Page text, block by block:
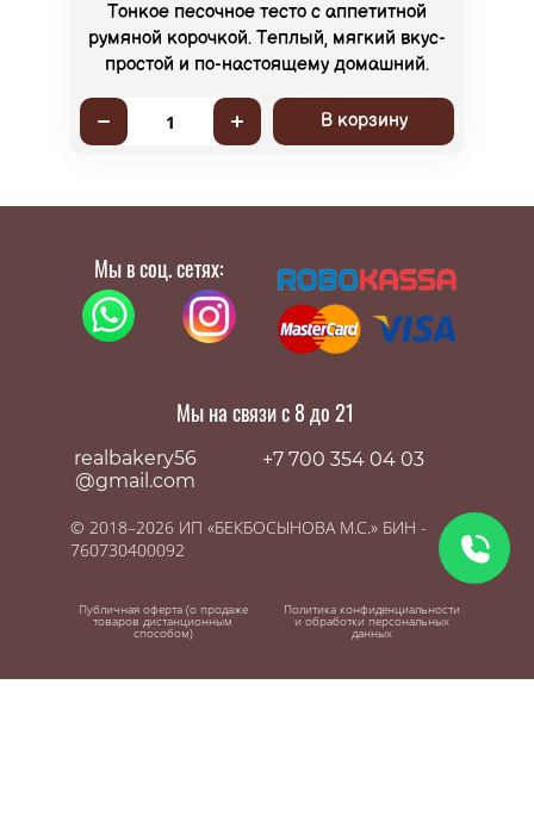
Тонкое песочное тесто с аппетитной
румяной корочкой. Теплый, мягкий вкус-
простой и по-настоящему домашний.
1 В корзину
Мы в соц. сетях:
Мы на связи с 8 до 21
realbakery56
@gmail.com
+7 700 354 04 03
© 2018–2026 ИП «БЕКБОСЫНОВА М.С.» БИН -
760730400092
Публичная оферта (о продаже
товаров дистанционным
способом)
Политика конфиденциальности
и обработки персональных
данных